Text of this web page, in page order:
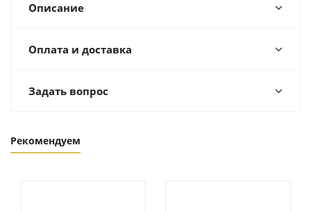
Описание
Оплата и доставка
Задать вопрос
Рекомендуем